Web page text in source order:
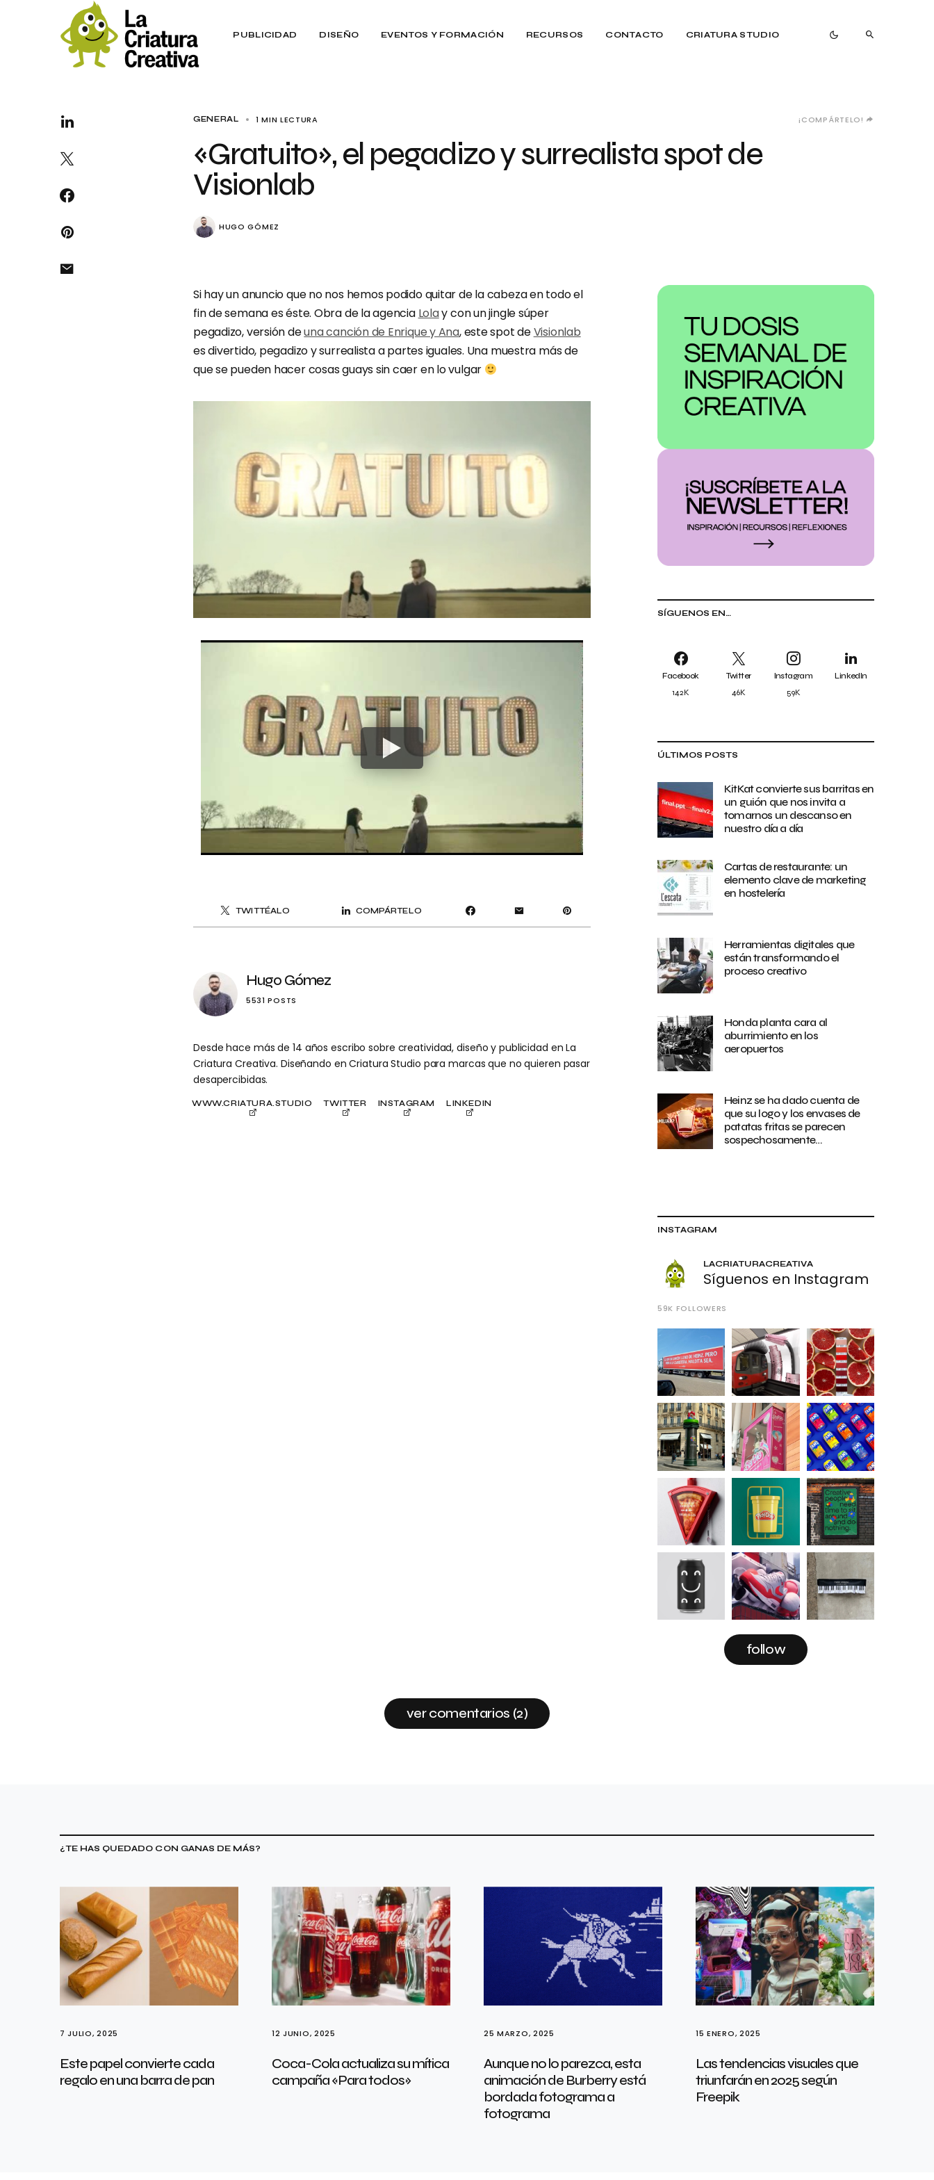
PUBLICIDAD DISEÑO EVENTOS Y FORMACIÓN RECURSOS CONTACTO CRIATURA STUDIO
GENERAL 1 MIN LECTURA ¡COMPÁRTELO!
«Gratuito», el pegadizo y surrealista spot de
Visionlab
HUGO GÓMEZ
SÍGUENOS EN…
Facebook
142K
Twitter
46K
Instagram
59K
LinkedIn
ÚLTIMOS POSTS
KitKat convierte sus barritas en
un guión que nos invita a
tomarnos un descanso en
nuestro día a día
Cartas de restaurante: un
elemento clave de marketing
en hostelería
Herramientas digitales que
están transformando el
proceso creativo
Honda planta cara al
aburrimiento en los
aeropuertos
Heinz se ha dado cuenta de
que su logo y los envases de
patatas fritas se parecen
sospechosamente…
INSTAGRAM
LACRIATURACREATIVA
Síguenos en Instagram
59K FOLLOWERS
follow
Si hay un anuncio que no nos hemos podido quitar de la cabeza en todo el
fin de semana es éste. Obra de la agencia Lolay con un jingle súper
pegadizo, versión deuna canción de Enrique y Ana, este spot deVisionlab
es divertido, pegadizo y surrealista a partes iguales. Una muestra más de
que se pueden hacer cosas guays sin caer en lo vulgar
TWITTÉALO COMPÁRTELO
Hugo Gómez
5531 POSTS
Desde hace más de 14 años escribo sobre creatividad, diseño y publicidad en La
Criatura Creativa. Diseñando en Criatura Studio para marcas que no quieren pasar
desapercibidas.
WWW.CRIATURA.STUDIO TWITTER INSTAGRAM LINKEDIN
ver comentarios (2)
¿TE HAS QUEDADO CON GANAS DE MÁS?
7 JULIO, 2025
Este papel convierte cada
regalo en una barra de pan
12 JUNIO, 2025
Coca-Cola actualiza su mítica
campaña «Para todos»
25 MARZO, 2025
Aunque no lo parezca, esta
animación de Burberry está
bordada fotograma a
fotograma
15 ENERO, 2025
Las tendencias visuales que
triunfarán en 2025 según
Freepik